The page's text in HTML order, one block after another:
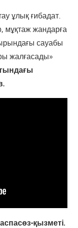
ұлық ғибадат.
мұқтаж жандарға
сауабы
жалғасады»
қызметі.